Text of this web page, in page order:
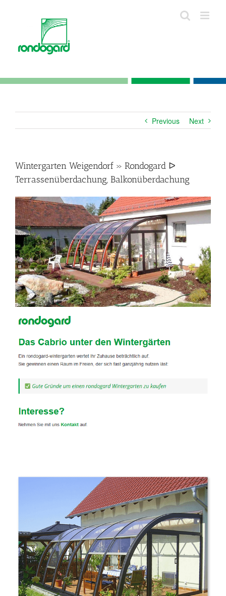
Previous Next
Wintergarten Weigendorf » Rondogard ᐅ
Terrassenüberdachung, Balkonüberdachung